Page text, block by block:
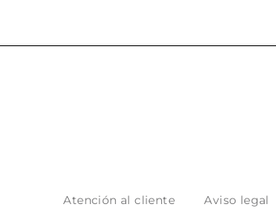
Atención al cliente Aviso legal